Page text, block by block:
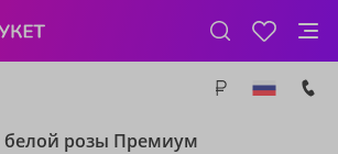
белой розы Премиум